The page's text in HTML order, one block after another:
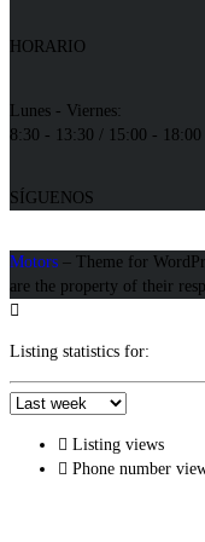
HORARIO
Lunes - Viernes:
8:30 - 13:30 / 15:00 - 18:00
SÍGUENOS
Motors – Theme for
are the property of their
Listing statistics for:
Listing views
Phone number